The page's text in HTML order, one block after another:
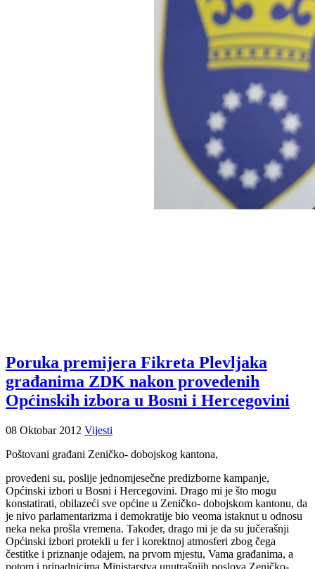
Poruka premijera Fikreta Plevljaka
građanima ZDK nakon provedenih
Općinskih izbora u Bosni i Hercegovini
08 Oktobar 2012 Vijesti
Poštovani građani Zeničko- dobojskog kantona,
provedeni su, poslije jednomjesečne predizborne kampanje,
Općinski izbori u Bosni i Hercegovini. Drago mi je što mogu
konstatirati, obilazeći sve općine u Zeničko- dobojskom kantonu, da
je nivo parlamentarizma i demokratije bio veoma istaknut u odnosu
neka neka prošla vremena. Također, drago mi je da su jučerašnji
Općinski izbori protekli u fer i korektnoj atmosferi zbog čega
čestitke i priznanje odajem, na prvom mjestu, Vama građanima, a
potom i pripadnicima Ministarstva unutrašnjih poslova Zeničko-